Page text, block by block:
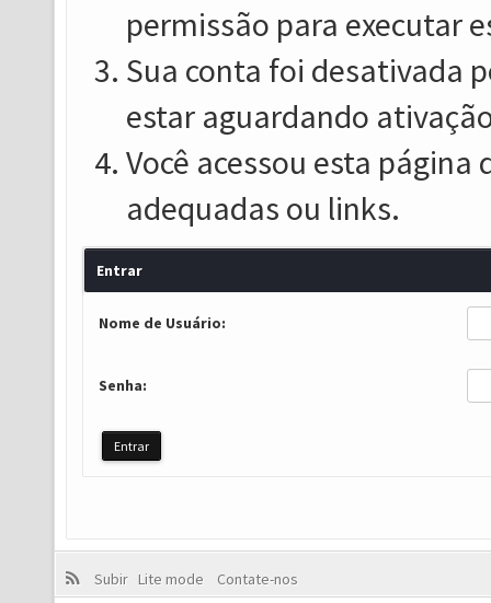
permissão para executar
Sua conta foi desativada
estar aguardando
Você acessou esta
adequadas ou links.
Entrar
Nome de Usuário:
Senha:
Subir Lite mode
Contate-nos